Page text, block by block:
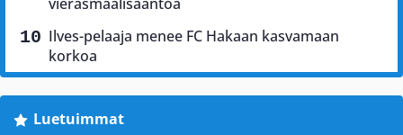
Ilves-pelaaja menee FC Hakaan kasvamaan
korkoa
Luetuimmat